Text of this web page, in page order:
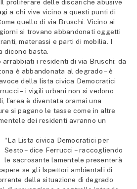
Il proliferare delle discariche abusive
a chi vive vicino a questi punti di
quello di via Bruschi. Vicino ai
si trovano abbandonati oggetti
materassi e parti di mobilia. I
dicono basta.
arrabbiati i residenti di via Bruschi: da
è abbandonata al degrado – è
della lista civica Democratici
– i vigili urbani non si vedono
l’area è diventata oramai una
si pagano le tasse come in altre
dei residenti avranno un
“La Lista civica Democratici per
Sesto – dice Ferrucci – raccogliendo
le sacrosante lamentele presenterà
se gli Ispettori ambientali di
della situazione di degrado